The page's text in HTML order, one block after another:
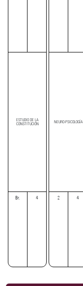
ESTUDIO DE LA
CONSTITUCIÓN
Br. 4
NEURO-PSICOLOGÍA
2 4